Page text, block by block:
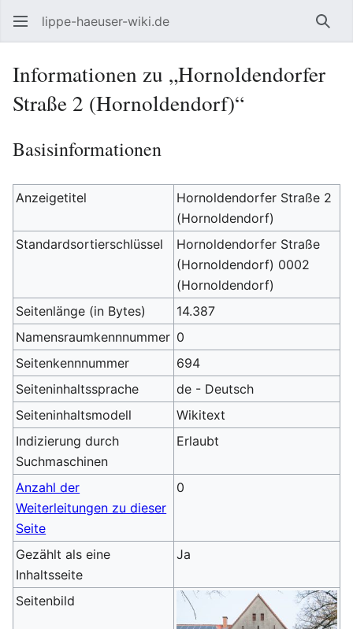
lippe-haeuser-wiki.de
Informationen zu „Hornoldendorfer
Straße 2 (Hornoldendorf)“
Basisinformationen
Anzeigetitel
Hornoldendorfer Straße 2
(Hornoldendorf)
Standardsortierschlüssel
Hornoldendorfer Straße
(Hornoldendorf) 0002
(Hornoldendorf)
Seitenlänge (in Bytes)
14.387
Namensraumkennnummer 0
Seitenkennnummer
694
Seiteninhaltssprache
de - Deutsch
Seiteninhaltsmodell
Wikitext
Indizierung durch
Suchmaschinen
Erlaubt
Anzahl der
Weiterleitungen zu dieser
Seite
0
Gezählt als eine
Inhaltsseite
Ja
Seitenbild